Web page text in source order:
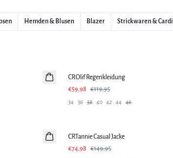
Hemden & Blusen Blazer Strickwaren &
CROlif Regenkleidung
€59,98
€119,95
34 36 38 40 42 44 46
CRTannie Casual Jacke
€74,98
€149,95